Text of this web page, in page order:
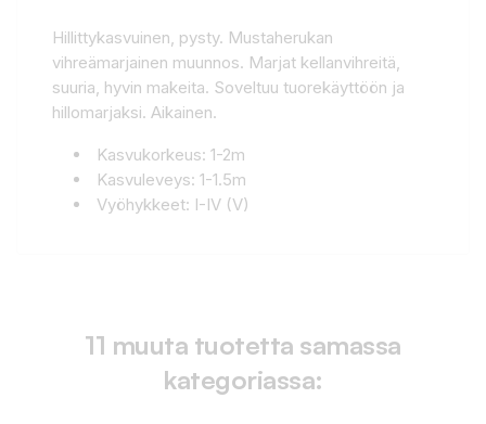
Hillittykasvuinen, pysty. Mustaherukan
vihreämarjainen muunnos. Marjat kellanvihreitä,
suuria, hyvin makeita. Soveltuu tuorekäyttöön ja
hillomarjaksi. Aikainen.
Kasvukorkeus: 1-2m
Kasvuleveys: 1-1.5m
Vyöhykkeet: I-IV (V)
11 muuta tuotetta samassa
kategoriassa: